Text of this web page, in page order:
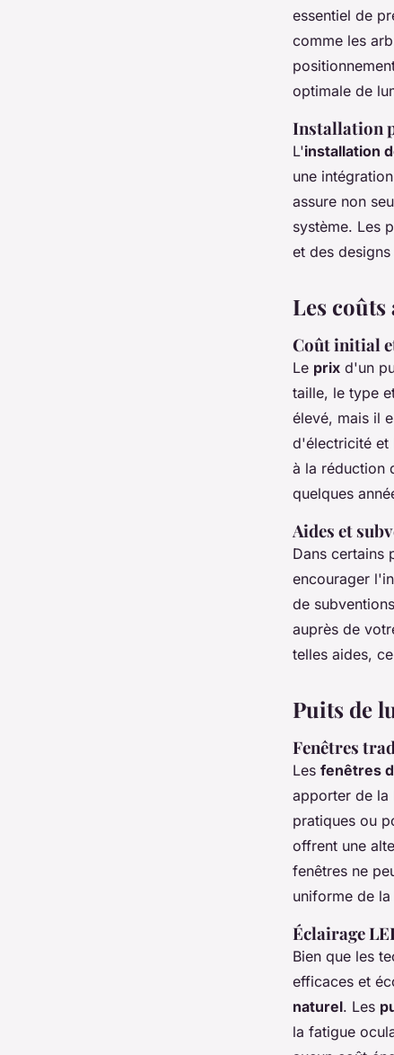
essentiel de
comme les
optimale de
Installation
L'installation
une
assure non
système. Les
et des
Les
Coût initial
Le prix d'un
taille, le type
élevé, mais il
d'électricité et
à la réduction
quelques
Aides et
Dans certains
encourager
de
auprès de
telles aides,
Puits de
Fenêtres
Les fenêtres
apporter de la
pratiques ou
offrent une
fenêtres ne
uniforme de
Éclairage
Bien que les
efficaces et
naturel. Les
la fatigue